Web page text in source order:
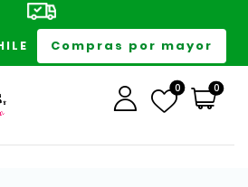
Compras por mayor
0 0